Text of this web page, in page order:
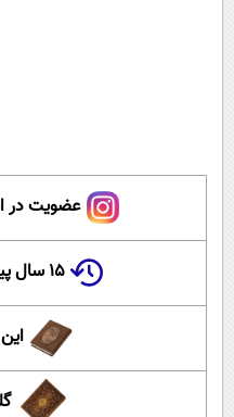
عضویت در
۱۵ سال پیش در چنین روزی